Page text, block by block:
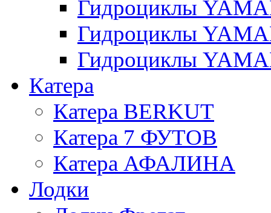
Гидроциклы
Гидроциклы
Гидроциклы
Катера
Катера BERKUT
Катера 7 ФУТОВ
Катера АФАЛИНА
Лодки